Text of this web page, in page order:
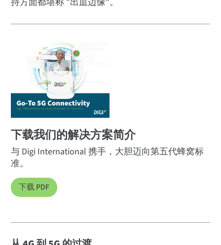
下载我们的解决方案简介
与 Digi International 携手，大胆迈向第五代蜂窝标
准。
下载 PDF